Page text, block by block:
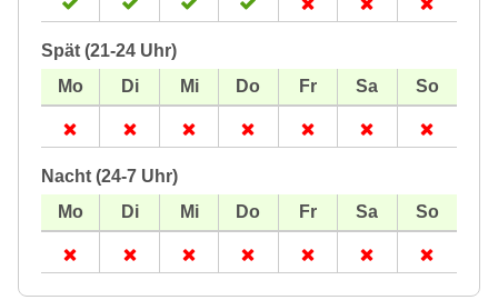
Spät (21-24 Uhr)
Nacht (24-7 Uhr)